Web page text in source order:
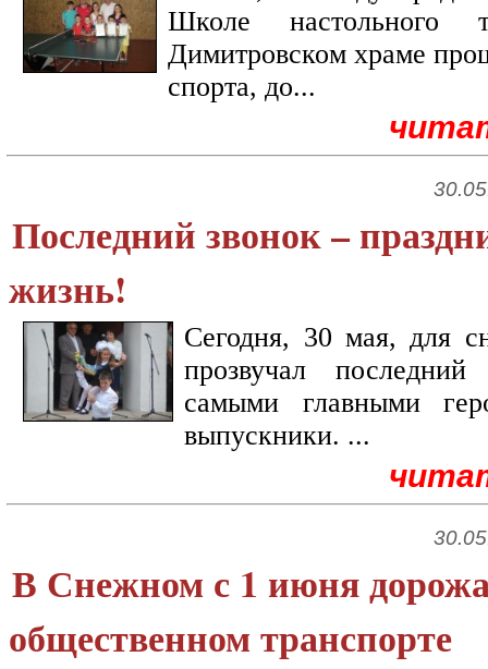
Школе настольного
Димитровском храме
спорта, до...
Последний звонок –
жизнь!
Сегодня, 30 мая, для
прозвучал
самыми главными
выпускники. ...
В Снежном с 1 июня
общественном транспорте